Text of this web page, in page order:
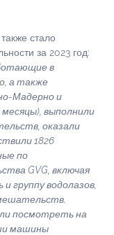
стало
за 2023 год:
в
а также
Мадерно и
выполнили
оказали
1826
по
GVG, включая
группу водолазов,
посмотреть на
машины